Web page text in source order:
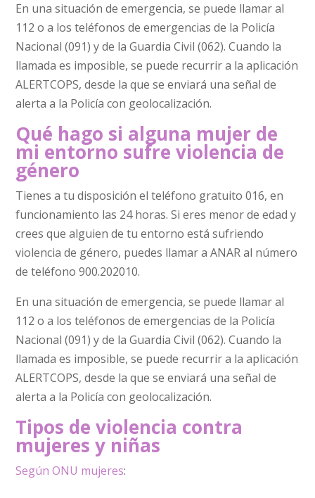
En una situación de emergencia, se puede llamar al
112 o a los teléfonos de emergencias de la Policía
Nacional (091) y de la Guardia Civil (062). Cuando la
llamada es imposible, se puede recurrir a la aplicación
ALERTCOPS, desde la que se enviará una señal de
alerta a la Policía con geolocalización.
Qué hago si alguna mujer de
mi entorno sufre violencia de
género
Tienes a tu disposición el teléfono gratuito 016, en
funcionamiento las 24 horas. Si eres menor de edad y
crees que alguien de tu entorno está sufriendo
violencia de género, puedes llamar a ANAR al número
de teléfono 900.202010.
En una situación de emergencia, se puede llamar al
112 o a los teléfonos de emergencias de la Policía
Nacional (091) y de la Guardia Civil (062). Cuando la
llamada es imposible, se puede recurrir a la aplicación
ALERTCOPS, desde la que se enviará una señal de
alerta a la Policía con geolocalización.
Tipos de violencia contra
mujeres y niñas
Según ONU mujeres: